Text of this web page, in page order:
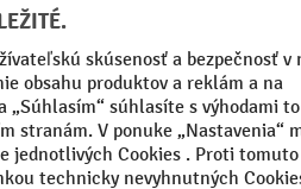
Počet kotúčov
Počet stupienkov/priečok
Poťah stupienkov/priečok/